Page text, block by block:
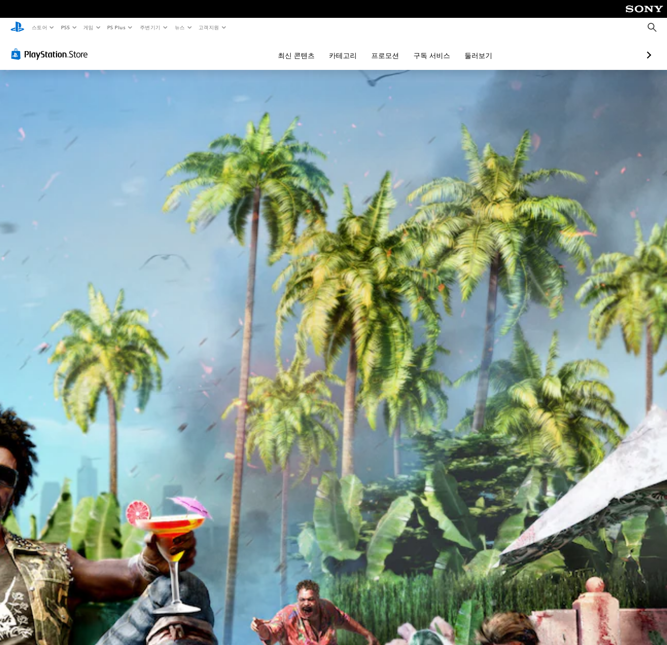
스토어 PS5 게임 PS Plus 주변기기 뉴스 고객지원
검
색
최신 콘텐츠 카테고리 프로모션 구독 서비스 둘러보기